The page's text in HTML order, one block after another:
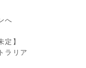
へ
定】
ラリア